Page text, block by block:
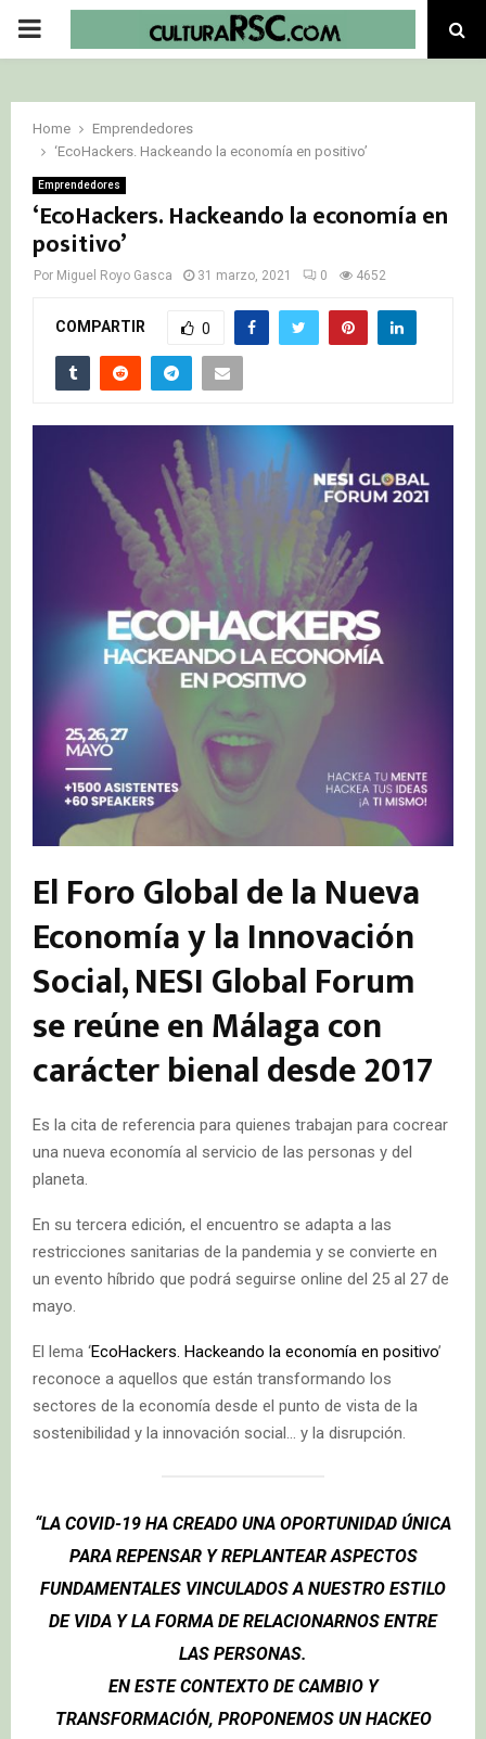
PRIMARY
Home
Emprendedores
‘EcoHackers. Hackeando la economía en positivo’
Emprendedores
‘EcoHackers. Hackeando la economía en
positivo’
Por Miguel Royo Gasca 31 marzo, 2021 0 4652
COMPARTIR 0
El Foro Global de la Nueva
Economía y la Innovación
Social, NESI Global Forum
se reúne en Málaga con
carácter bienal desde 2017
Es la cita de referencia para quienes trabajan para cocrear
una nueva economía al servicio de las personas y del
planeta.
En su tercera edición, el encuentro se adapta a las
restricciones sanitarias de la pandemia y se convierte en
un evento híbrido que podrá seguirse online del 25 al 27 de
mayo.
El lema ‘EcoHackers. Hackeando la economía en positivo’
reconoce a aquellos que están transformando los
sectores de la economía desde el punto de vista de la
sostenibilidad y la innovación social… y la disrupción.
“LA COVID-19 HA CREADO UNA OPORTUNIDAD ÚNICA
PARA REPENSAR Y REPLANTEAR ASPECTOS
FUNDAMENTALES VINCULADOS A NUESTRO ESTILO
DE VIDA Y LA FORMA DE RELACIONARNOS ENTRE
LAS PERSONAS.
EN ESTE CONTEXTO DE CAMBIO Y
TRANSFORMACIÓN, PROPONEMOS UN HACKEO